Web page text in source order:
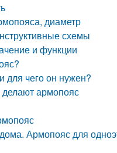
диаметр
схемы
и функции
для чего он нужен?
делают армопояс
Армопояс для